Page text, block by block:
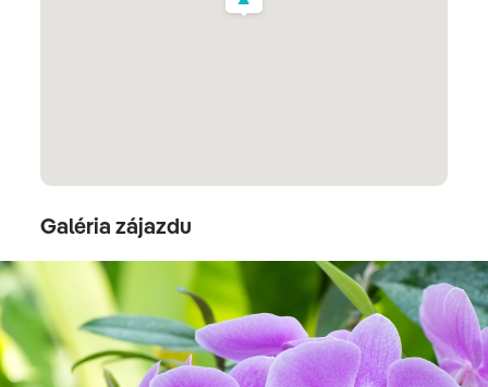
odchod na Slovensko, návrat do Bratislavy približne o
Galéria zájazdu